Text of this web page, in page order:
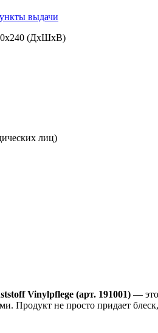
выдачи
(ДхШхВ)
лиц)
Vinylpflege (арт. 191001) — это
Продукт не просто придает